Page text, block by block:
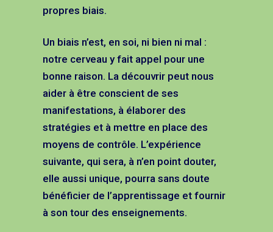
propres biais.
Un biais n’est, en soi, ni bien ni mal :
notre cerveau y fait appel pour une
bonne raison. La découvrir peut nous
aider à être conscient de ses
manifestations, à élaborer des
stratégies et à mettre en place des
moyens de contrôle. L’expérience
suivante, qui sera, à n’en point douter,
elle aussi unique, pourra sans doute
bénéficier de l’apprentissage et fournir
à son tour des enseignements.